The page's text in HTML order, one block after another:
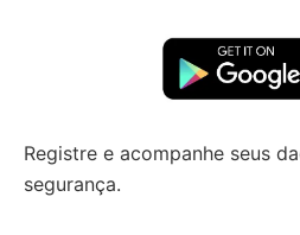
Registre e acompanhe seus
segurança.